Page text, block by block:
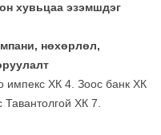
хувьцаа эзэмшдэг
нөхөрлөл,
импекс ХК 4. Зоос банк ХК
ХК 7.